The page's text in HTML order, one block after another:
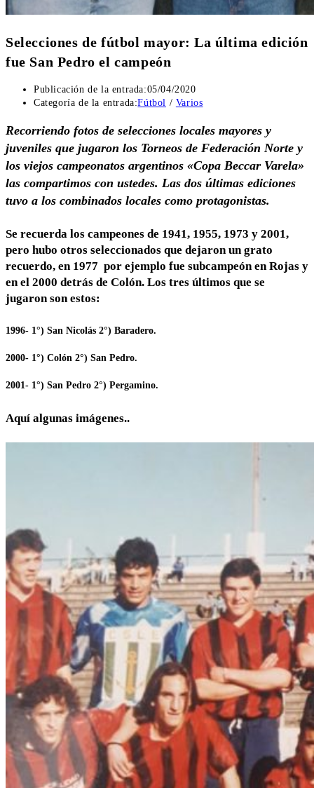
Selecciones de fútbol mayor: La última edición
fue San Pedro el campeón
Publicación de la entrada:05/04/2020
Categoría de la entrada:Fútbol / Varios
Recorriendo fotos de selecciones locales mayores y
juveniles que jugaron los Torneos de Federación Norte y
los viejos campeonatos argentinos «Copa Beccar Varela»
las compartimos con ustedes. Las dos últimas ediciones
tuvo a los combinados locales como protagonistas.
Se recuerda los campeones de 1941, 1955, 1973 y 2001,
pero hubo otros seleccionados que dejaron un grato
recuerdo, en 1977 por ejemplo fue subcampeón en Rojas y
en el 2000 detrás de Colón. Los tres últimos que se
jugaron son estos:
1996- 1°) San Nicolás 2°) Baradero.
2000- 1°) Colón 2°) San Pedro.
2001- 1°) San Pedro 2°) Pergamino.
Aquí algunas imágenes..